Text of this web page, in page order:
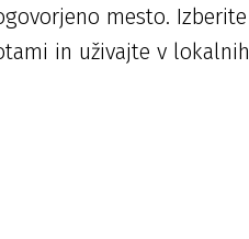
mesto. Izberite
in uživajte v lokalnih